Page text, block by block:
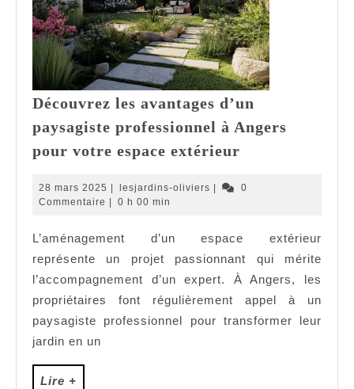
Découvrez les avantages d’un
paysagiste professionnel à Angers
pour votre espace extérieur
avantages
professionnel
à
Angers
pour
votre
28 mars 2025 28
mars
| lesjardins-oliviers lesjardins-
|
0
Commentaire | 0 h 00 min
L’aménagement d’un espace extérieur
représente un projet passionnant qui mérite
l’accompagnement d’un expert. À Angers, les
propriétaires font régulièrement appel à un
paysagiste professionnel pour transformer leur
jardin en un
Lire +